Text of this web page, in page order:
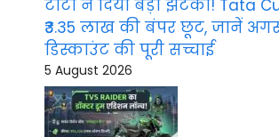
टाटा ने दिया बड़ा झटका! Tata
₹3.35 लाख की बंपर छूट, जानें
डिस्काउंट की पूरी सच्चाई
5 August 2026